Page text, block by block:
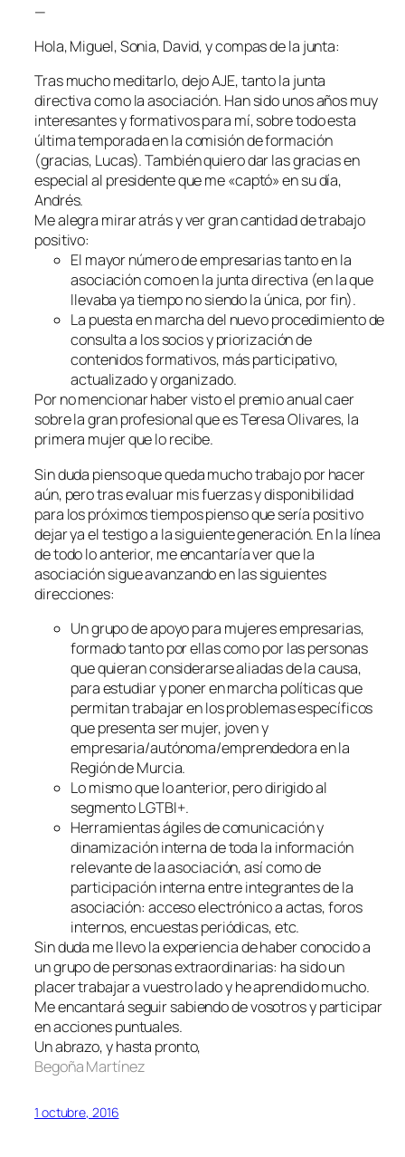
—
Hola, Miguel, Sonia, David, y compas de la junta:
Tras mucho meditarlo, dejo AJE, tanto la junta
directiva como la asociación. Han sido unos años muy
interesantes y formativos para mí, sobre todo esta
última temporada en la comisión de formación
(gracias, Lucas). También quiero dar las gracias en
especial al presidente que me «captó» en su día,
Andrés.
Me alegra mirar atrás y ver gran cantidad de trabajo
positivo:
El mayor número de empresarias tanto en la
asociación como en la junta directiva (en la que
llevaba ya tiempo no siendo la única, por fin).
La puesta en marcha del nuevo procedimiento de
consulta a los socios y priorización de
contenidos formativos, más participativo,
actualizado y organizado.
Por no mencionar haber visto el premio anual caer
sobre la gran profesional que es Teresa Olivares, la
primera mujer que lo recibe.
Sin duda pienso que queda mucho trabajo por hacer
aún, pero tras evaluar mis fuerzas y disponibilidad
para los próximos tiempos pienso que sería positivo
dejar ya el testigo a la siguiente generación. En la línea
de todo lo anterior, me encantaría ver que la
asociación sigue avanzando en las siguientes
direcciones:
Un grupo de apoyo para mujeres empresarias,
formado tanto por ellas como por las personas
que quieran considerarse aliadas de la causa,
para estudiar y poner en marcha políticas que
permitan trabajar en los problemas específicos
que presenta ser mujer, joven y
empresaria/autónoma/emprendedora en la
Región de Murcia.
Lo mismo que lo anterior, pero dirigido al
segmento LGTBI+.
Herramientas ágiles de comunicación y
dinamización interna de toda la información
relevante de la asociación, así como de
participación interna entre integrantes de la
asociación: acceso electrónico a actas, foros
internos, encuestas periódicas, etc.
Sin duda me llevo la experiencia de haber conocido a
un grupo de personas extraordinarias: ha sido un
placer trabajar a vuestro lado y he aprendido mucho.
Me encantará seguir sabiendo de vosotros y participar
en acciones puntuales.
Un abrazo, y hasta pronto,
Begoña Martínez
1 octubre, 2016